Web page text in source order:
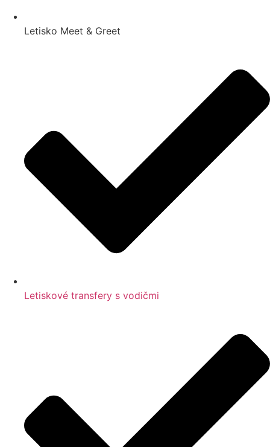
Letisko Meet & Greet
Letiskové transfery s vodičmi